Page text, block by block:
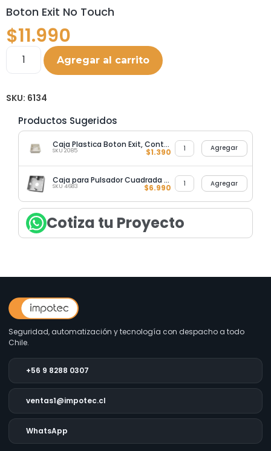
Boton Exit No Touch
$11.990
Agregar al carrito
SKU: 6134
Productos Sugeridos
Caja Plastica Boton Exit, Control de Acceso
SKU 2085 $1.390 Agregar
Caja para Pulsador Cuadrada Metalica
SKU 4683 $6.990 Agregar
Cotiza tu Proyecto
Seguridad, automatización y tecnología con despacho a todo
Chile.
+56 9 8288 0307
ventas1@impotec.cl
WhatsApp